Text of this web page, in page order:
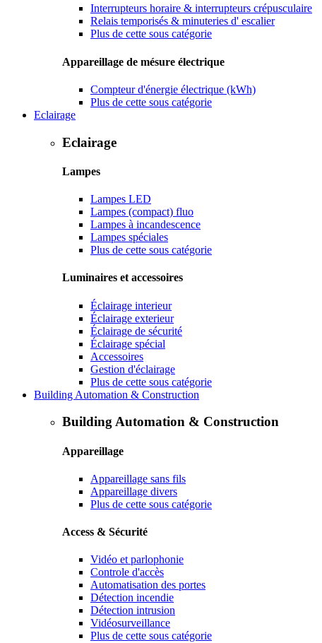
Interrupteurs horaire & interrupteurs crépusculaire
Relais temporisés & minuteries d' escalier
Plus de cette sous catégorie
Appareillage de mésure électrique
Compteur d'énergie électrique (kWh)
Plus de cette sous catégorie
Eclairage
Eclairage
Lampes
Lampes LED
Lampes (compact) fluo
Lampes à incandescence
Lampes spéciales
Plus de cette sous catégorie
Luminaires et accessoires
Éclairage interieur
Éclairage exterieur
Éclairage de sécurité
Éclairage spécial
Accessoires
Gestion d'éclairage
Plus de cette sous catégorie
Building Automation & Construction
Building Automation & Construction
Appareillage
Appareillage sans fils
Appareillage divers
Plus de cette sous catégorie
Access & Sécurité
Vidéo et parlophonie
Controle d'accès
Automatisation des portes
Détection incendie
Détection intrusion
Vidéosurveillance
Plus de cette sous catégorie